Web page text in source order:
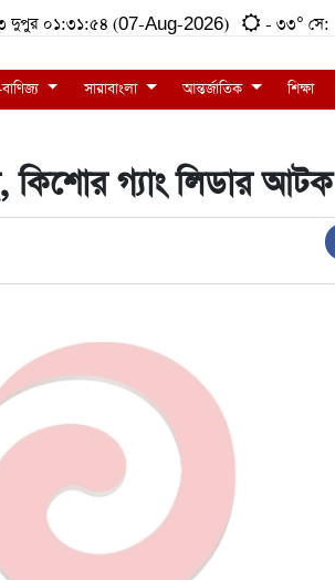
দুপুর ০১:৩১:৫৪ (07-Aug-2026) - ৩৩° সে:
সারাবাংলা আন্তর্জাতিক শিক্ষা
কিশোর গ্যাং লিডার আটক